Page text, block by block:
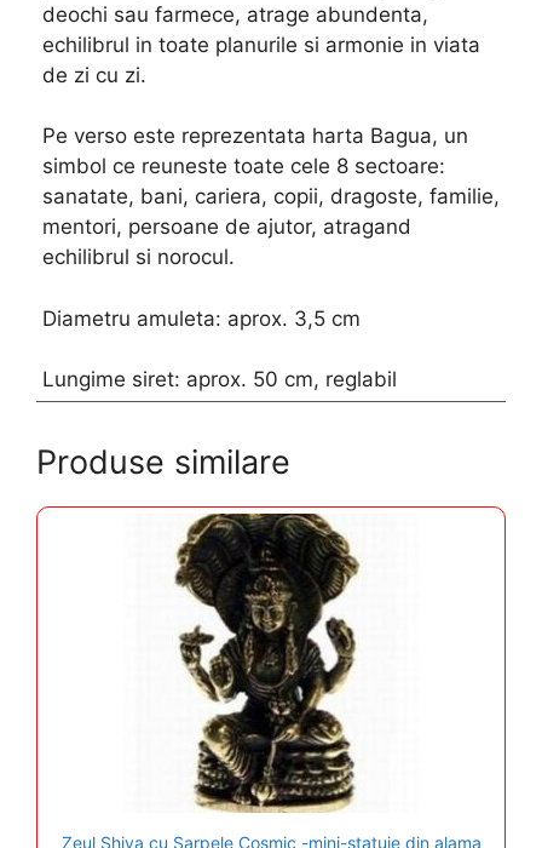
deochi sau farmece, atrage abundenta,
echilibrul in toate planurile si armonie in viata
de zi cu zi.
Pe verso este reprezentata harta Bagua, un
simbol ce reuneste toate cele 8 sectoare:
sanatate, bani, cariera, copii, dragoste, familie,
mentori, persoane de ajutor, atragand
echilibrul si norocul.
Diametru amuleta: aprox. 3,5 cm
Lungime siret: aprox. 50 cm, reglabil
Produse similare
Zeul Shiva cu Sarpele Cosmic -mini-statuie din alama